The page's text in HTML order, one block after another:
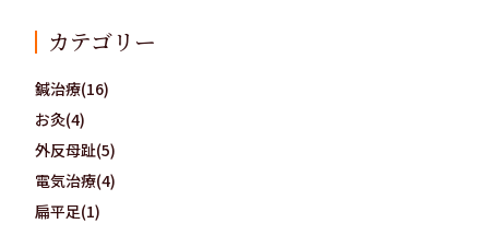
カテゴリー
鍼治療(16)
お灸(4)
外反母趾(5)
電気治療(4)
扁平足(1)